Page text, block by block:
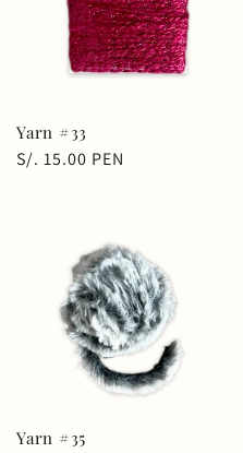
Yarn #33
Precio
S/. 15.00 PEN
Yarn #35